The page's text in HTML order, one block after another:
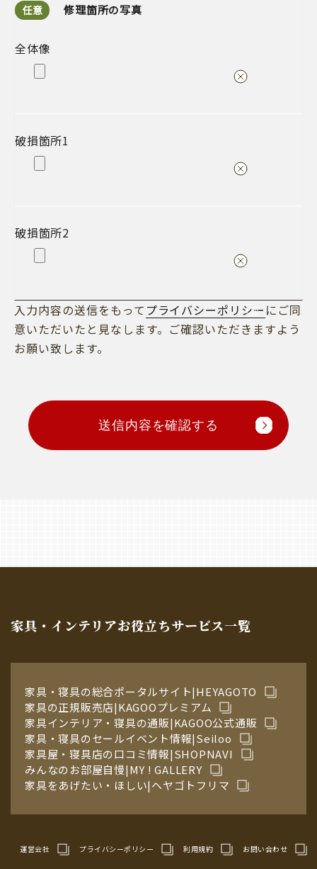
任意 修理箇所の写真
全体像
破損箇所1
破損箇所2
入力内容の送信をもって プライバシーポリシー にご同
意いただいたと見なします。ご確認いただきますよう
お願い致します。
送信内容を確認する
家具・インテリアお役立ちサービス一覧
家具・寝具の総合ポータルサイト|HEYAGOTO
家具の正規販売店|KAGOOプレミアム
家具インテリア・寝具の通販|KAGOO公式通販
家具・寝具のセールイベント情報|Seiloo
家具屋・寝具店の口コミ情報|SHOPNAVI
みんなのお部屋自慢|MY ! GALLERY
家具をあげたい・ほしい|ヘヤゴトフリマ
運営会社 プライバシーポリシー 利用規約 お問い合わせ